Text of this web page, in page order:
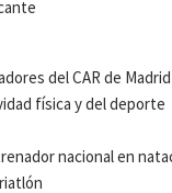
del CAR de Madrid
física y del deporte
nacional en